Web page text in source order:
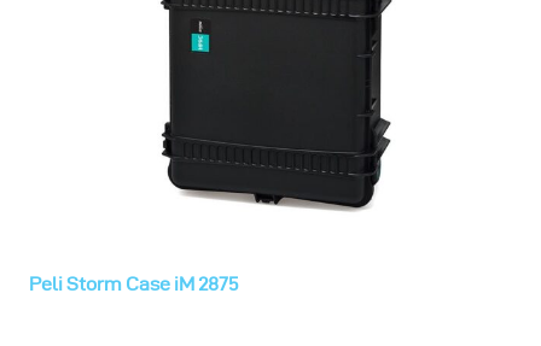
Peli Storm Case iM 2875